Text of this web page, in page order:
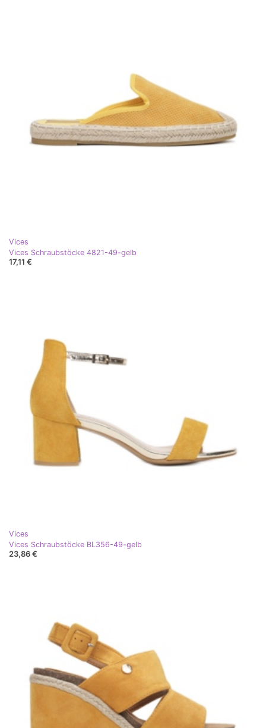
Vices
Vices Schraubstöcke 4821-49-gelb
17,11 €
Vices
Vices Schraubstöcke BL356-49-gelb
23,86 €